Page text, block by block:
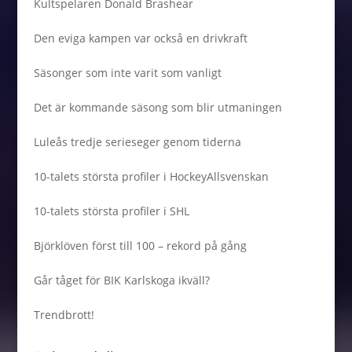
Kultspelaren Donald Brashear
Den eviga kampen var också en drivkraft
Säsonger som inte varit som vanligt
Det är kommande säsong som blir utmaningen
Luleås tredje serieseger genom tiderna
10-talets största profiler i HockeyAllsvenskan
10-talets största profiler i SHL
Björklöven först till 100 – rekord på gång
Går tåget för BIK Karlskoga ikväll?
Trendbrott!